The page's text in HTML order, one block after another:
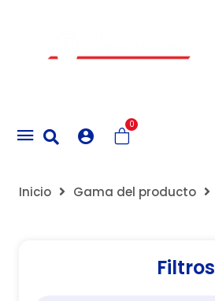
0
Inicio Gama del producto
Filtros